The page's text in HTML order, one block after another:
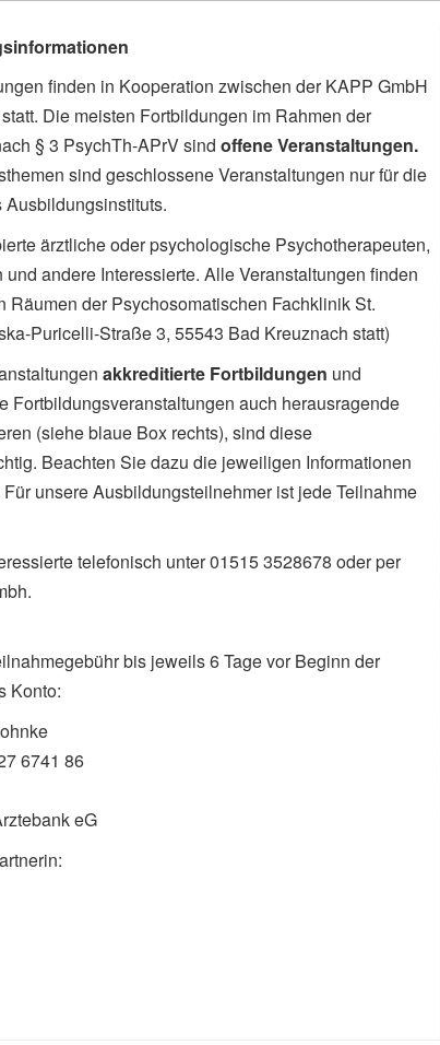
finden in Kooperation zwischen der KAPP GmbH
Die meisten Fortbildungen im Rahmen der
§ 3 PsychTh-APrV sind offene Veranstaltungen.
sind geschlossene Veranstaltungen nur für die
ärztliche oder psychologische Psychotherapeuten,
andere Interessierte. Alle Veranstaltungen finden
Räumen der Psychosomatischen Fachklinik St.
Puricelli-Straße 3, 55543 Bad Kreuznach statt)
akkreditierte Fortbildungen und
Fortbildungsveranstaltungen auch herausragende
(siehe blaue Box rechts), sind diese
Beachten Sie dazu die jeweiligen Informationen
unsere Ausbildungsteilnehmer ist jede Teilnahme
telefonisch unter 01515 3528678 oder per
bis jeweils 6 Tage vor Beginn der
Konto:
6741 86
eG